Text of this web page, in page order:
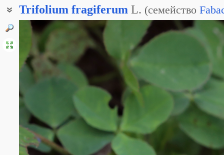
Trifolium fragiferum L. (семейство
Амория земляничная
Клевер земляниконосный
Клевер пустоплодник
Клевер пустоягодник
Пустоягодник